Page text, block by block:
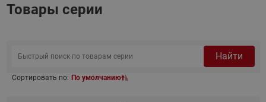
Товары серии
Найти
Сортировать по: По умолчанию